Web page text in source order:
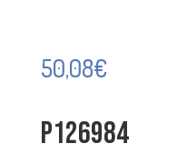
50,08€
P126984